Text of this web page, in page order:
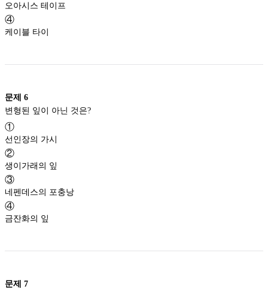
오아시스 테이프
④
케이블 타이
문제 6
①
선인장의 가시
②
생이가래의 잎
③
네펜데스의 포충낭
④
금잔화의 잎
문제 7